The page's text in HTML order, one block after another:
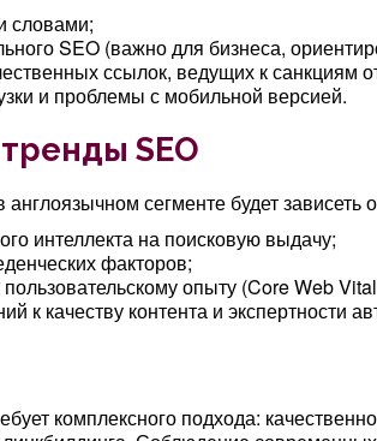
словами;
SEO (важно для бизнеса,
ссылок, ведущих к санкциям
и проблемы с мобильной версией.
SEO
сегменте будет зависеть
интеллекта на поисковую выдачу;
факторов;
опыту (Core Web
к качеству контента и экспертности
комплексного подхода: